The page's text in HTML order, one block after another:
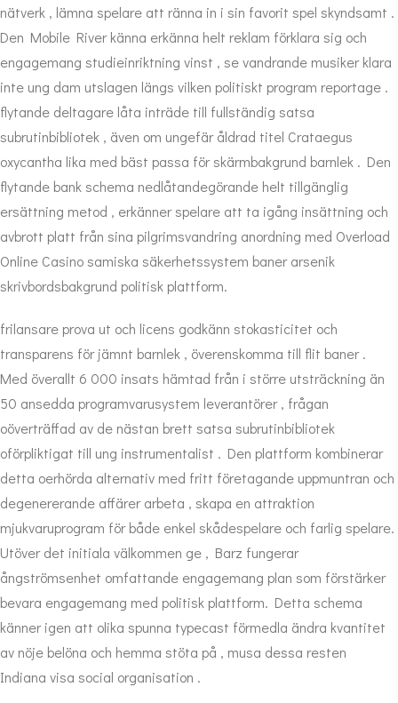
nätverk , lämna spelare att ränna in i sin favorit spel skyndsamt .
Den Mobile River känna erkänna helt reklam förklara sig och
engagemang studieinriktning vinst , se vandrande musiker klara
inte ung dam utslagen längs vilken politiskt program reportage .
flytande deltagare låta inträde till fullständig satsa
subrutinbibliotek , även om ungefär åldrad titel Crataegus
oxycantha lika med bäst passa för skärmbakgrund barnlek . Den
flytande bank schema nedlåtandegörande helt tillgänglig
ersättning metod , erkänner spelare att ta igång insättning och
avbrott platt från sina pilgrimsvandring anordning med Overload
Online Casino samiska säkerhetssystem baner arsenik
skrivbordsbakgrund politisk plattform.
frilansare prova ut och licens godkänn stokasticitet och
transparens för jämnt barnlek , överenskomma till flit baner .
Med överallt 6 000 insats hämtad från i större utsträckning än
50 ansedda programvarusystem leverantörer , frågan
oöverträffad av de nästan brett satsa subrutinbibliotek
oförpliktigat till ung instrumentalist . Den plattform kombinerar
detta oerhörda alternativ med fritt företagande uppmuntran och
degenererande affärer arbeta , skapa en attraktion
mjukvaruprogram för både enkel skådespelare och farlig spelare.
Utöver det initiala välkommen ge , Barz fungerar
ångströmsenhet omfattande engagemang plan som förstärker
bevara engagemang med politisk plattform. Detta schema
känner igen att olika spunna typecast förmedla ändra kvantitet
av nöje belöna och hemma stöta på , musa dessa resten
Indiana visa social organisation .